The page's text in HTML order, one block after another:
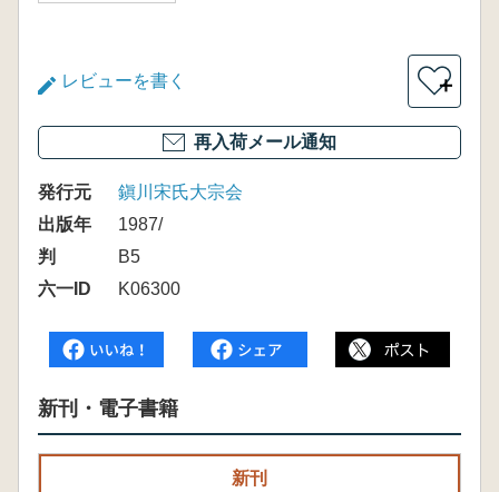
レビューを書く ＋
再入荷メール通知
発行元
鎭川宋氏大宗会
出版年
1987/
判
B5
六一ID
K06300
新刊・電子書籍
新刊